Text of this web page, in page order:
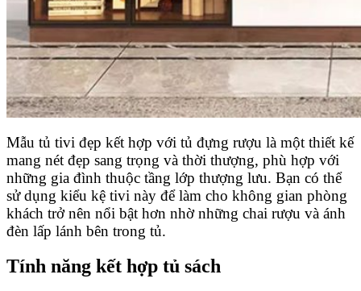
Mẫu tủ tivi đẹp kết hợp với tủ đựng rượu là một thiết kế
mang nét đẹp sang trọng và thời thượng, phù hợp với
những gia đình thuộc tầng lớp thượng lưu. Bạn có thể
sử dụng kiểu kệ tivi này để làm cho không gian phòng
khách trở nên nổi bật hơn nhờ những chai rượu và ánh
đèn lấp lánh bên trong tủ.
Tính năng kết hợp tủ sách